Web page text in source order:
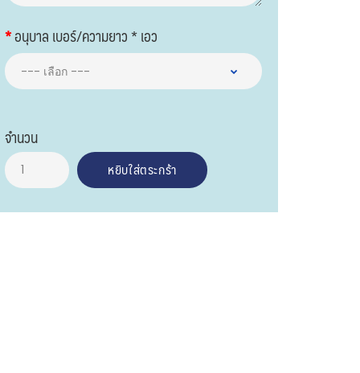
อนุบาล เบอร์/ความยาว * เอว
จำนวน